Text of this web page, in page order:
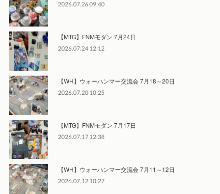
2026.07.26 09:40
【MTG】FNMモダン 7月24日
2026.07.24 12:12
【WH】ウォーハンマー交流会 7月18～20日
2026.07.20 10:25
【MTG】FNMモダン 7月17日
2026.07.17 12:38
【WH】ウォーハンマー交流会 7月11～12日
2026.07.12 10:27